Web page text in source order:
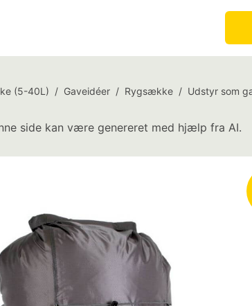
(5-40L) / Gaveidéer / Rygsække / Udstyr som
side kan være genereret med hjælp fra AI.